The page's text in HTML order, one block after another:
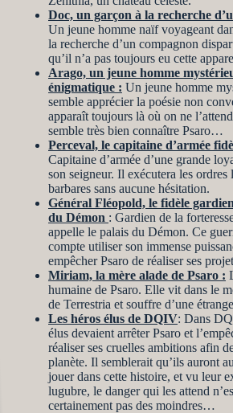
Doc, un garçon à la recherche
Un jeune homme naïf voyageant
la recherche d’un compagnon
qu’il n’a pas toujours eu cette
Arago, un jeune homme
énigmatique : Un jeune homme
semble apprécier la poésie non
apparaît toujours là où on ne
semble très bien connaître Psaro…
Perceval, le capitaine d’armée
Capitaine d’armée d’une grande
son seigneur. Il exécutera les ordres
barbares sans aucune hésitation.
Général Fléopold, le fidèle
du Démon : Gardien de la
appelle le palais du Démon. Ce
compte utiliser son immense
empêcher Psaro de réaliser ses
Miriam, la mère alade de Psaro :
humaine de Psaro. Elle vit dans le
de Terrestria et souffre d’une
Les héros élus de DQIV: Dans
élus devaient arrêter Psaro et
réaliser ses cruelles ambitions afin
planète. Il semblerait qu’ils auront
jouer dans cette histoire, et vu leur
lugubre, le danger qui les attend
certainement pas des moindres…